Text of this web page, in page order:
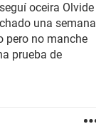
oceira Olvide
una semana
pero no manche
prueba de